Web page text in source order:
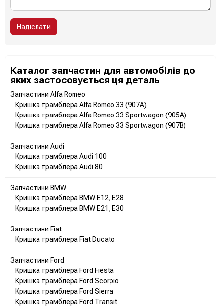
GM:
07992265
8355935
8352346
Fiat/Alfa/Lancia:
10548050110802
11655050110002
16555050110002
700216
705410
82305237
82301920
96586846
9936014
BMW:
12111354449
12111359874
12111363191
12111363291
12111363423
Надіслати
Каталог запчастин для автомобілів до
яких застосовується ця деталь
Запчастини Alfa Romeo
Кришка трамблера Alfa Romeo 33 (907A)
Кришка трамблера Alfa Romeo 33 Sportwagon (905A)
Кришка трамблера Alfa Romeo 33 Sportwagon (907B)
Запчастини Audi
Кришка трамблера Audi 100
Кришка трамблера Audi 80
Запчастини BMW
Кришка трамблера BMW E12, E28
Кришка трамблера BMW E21, E30
Запчастини Fiat
Кришка трамблера Fiat Ducato
Запчастини Ford
Кришка трамблера Ford Fiesta
Кришка трамблера Ford Scorpio
Кришка трамблера Ford Sierra
Кришка трамблера Ford Transit